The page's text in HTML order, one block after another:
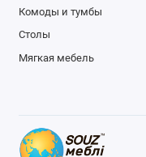
Комоды и тумбы
Столы
Мягкая мебель